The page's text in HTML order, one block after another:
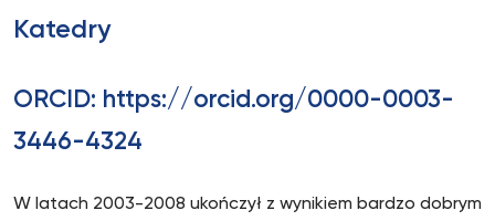
Katedry
ORCID: https://orcid.org/0000-0003-
3446-4324
W latach 2003-2008 ukończył z wynikiem bardzo dobrym